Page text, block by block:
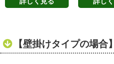
【壁掛けタイプの場